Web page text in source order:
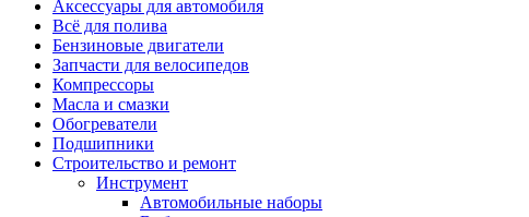
Аксессуары для автомобиля
Всё для полива
Бензиновые двигатели
Запчасти для велосипедов
Компрессоры
Масла и смазки
Обогреватели
Подшипники
Строительство и ремонт
Инструмент
Автомобильные наборы